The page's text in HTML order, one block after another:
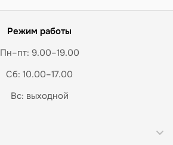
Режим работы
Пн–пт: 9.00–19.00
Сб: 10.00–17.00
Вс: выходной